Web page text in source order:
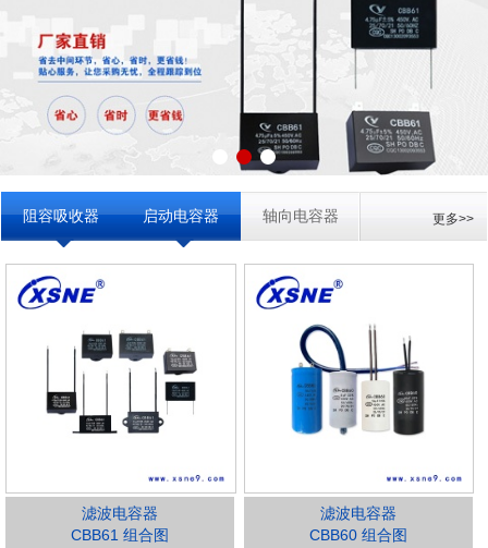
阻容吸收器 启动电容器 轴向电容器 更多>>
滤波电容器
CBB61 组合图
滤波电容器
CBB60 组合图